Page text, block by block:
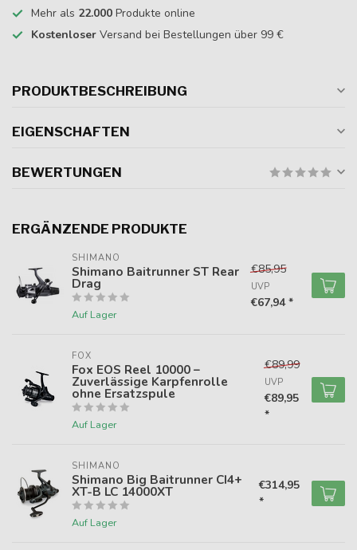
Mehr als 22.000 Produkte online
Kostenloser Versand bei Bestellungen über 99 €
PRODUKTBESCHREIBUNG
EIGENSCHAFTEN
BEWERTUNGEN
ERGÄNZENDE PRODUKTE
SHIMANO
Shimano Baitrunner ST Rear
Drag
Auf Lager
€85,95
UVP
€67,94 *
FOX
Fox EOS Reel 10000 –
Zuverlässige Karpfenrolle
ohne Ersatzspule
Auf Lager
€89,99
UVP
€89,95
*
SHIMANO
Shimano Big Baitrunner CI4+
XT-B LC 14000XT
Auf Lager
€314,95
*